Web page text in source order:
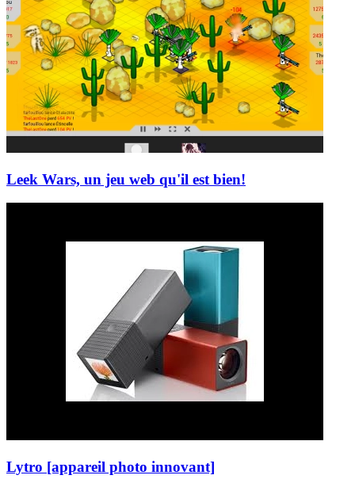
Leek Wars, un jeu web qu'il est bien!
Lytro [appareil photo innovant]